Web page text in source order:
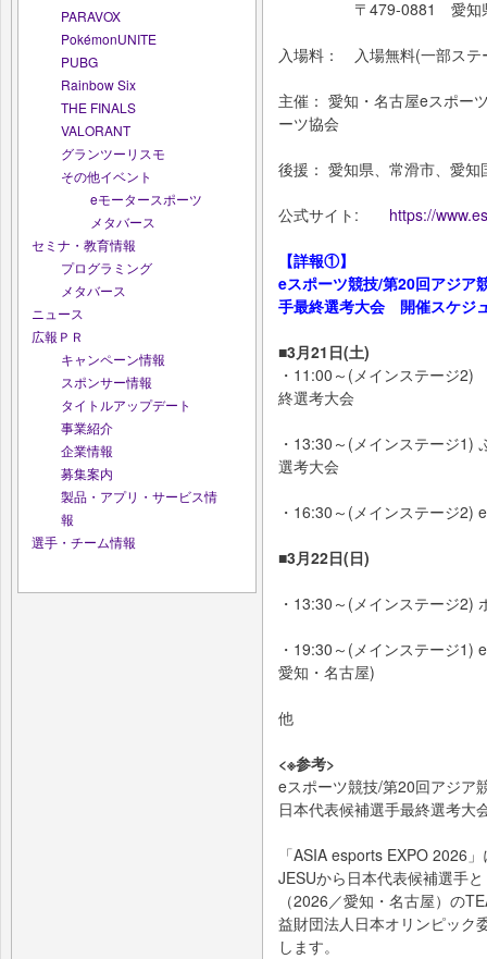
PARAVOX
PokémonUNITE
PUBG
Rainbow Six
THE FINALS
VALORANT
グランツーリスモ
その他イベント
eモータースポーツ
メタバース
セミナ・教育情報
プログラミング
メタバース
ニュース
広報ＰＲ
キャンペーン情報
スポンサー情報
タイトルアップデート
事業紹介
企業情報
募集案内
製品・アプリ・サービス情
報
選手・チーム情報
〒479-0881 愛知県常
入場料： 入場無料(一部ステ
主催： 愛知・名古屋eスポー
ーツ協会
後援： 愛知県、常滑市、愛知
公式サイト: https://
【詳報①】
eスポーツ競技/第20回アジア
手最終選考大会 開催スケジ
■3月21日(土)
・11:00～(メインステージ
終選考大会
・13:30～(メインステージ
選考大会
・16:30～(メインステージ
■3月22日(日)
・13:30～(メインステージ
・19:30～(メインステージ1)
愛知・名古屋)
他
<※参考>
eスポーツ競技/第20回アジア
日本代表候補選手最終選考大
「ASIA esports EXPO 2026
JESUから日本代表候補選手
（2026／愛知・名古屋）の
益財団法人日本オリンピック
します。